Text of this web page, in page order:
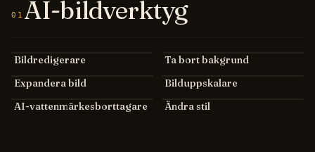
01 AI-bildverktyg
Bildredigerare
Ta bort bakgrund
Expandera bild
Bilduppskalare
AI-vattenmärkesborttagare
Ändra stil